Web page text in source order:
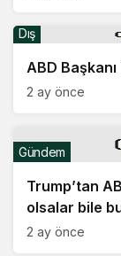
ABD
Dış
2 ay önce
Trump’tan
olsalar bile
Gündem
2 ay önce